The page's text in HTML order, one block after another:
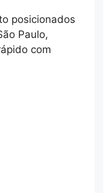
posicionados
Paulo,
com